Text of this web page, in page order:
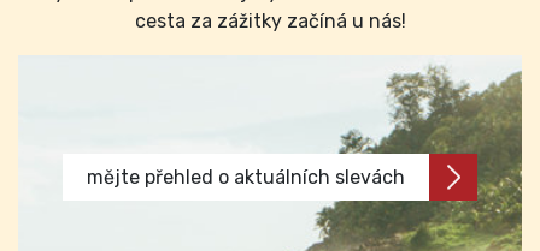
cesta za zážitky začíná u nás!
mějte přehled o aktuálních slevách